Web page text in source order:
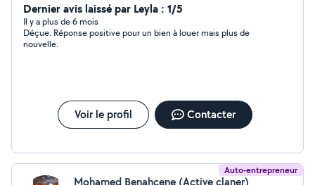
Dernier avis laissé par Leyla : 1/5
Il y a plus de 6 mois
Déçue. Réponse positive pour un bien à louer mais plus de
nouvelle.
Voir le profil Contacter
Auto-entrepreneur
Mohamed Benahcene (Active claner)